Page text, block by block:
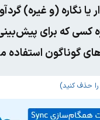
نگاره (و غیره)
کسی که برای
گوناگون استفاده
را حذف کنید)